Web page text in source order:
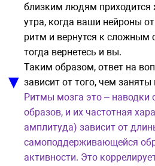
близким людям
утра, когда ваши нейроны
ритм и вернутся к сложным
тогда вернетесь и вы.
Таким образом, ответ на
зависит от того, чем
Ритмы мозга это – наводки
образов, и их частотная
амплитуда) зависит от
самоподдерживающейся
активности. Это
▼